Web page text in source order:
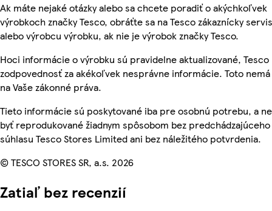
Ak máte nejaké otázky alebo sa chcete poradiť o akýchkoľvek
výrobkoch značky Tesco, obráťte sa na Tesco zákaznícky
alebo výrobcu výrobku, ak nie je výrobok značky Tesco.
Hoci informácie o výrobku sú pravidelne aktualizované, Tesco
zodpovednosť za akékoľvek nesprávne informácie. Toto
na Vaše zákonné práva.
Tieto informácie sú poskytované iba pre osobnú potrebu, a
byť reprodukované žiadnym spôsobom bez predchádzajúceho
súhlasu Tesco Stores Limited ani bez náležitého potvrdenia.
© TESCO STORES SR, a.s. 2026
Zatiaľ bez recenzií